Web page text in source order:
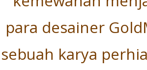
para desainer
sebuah karya